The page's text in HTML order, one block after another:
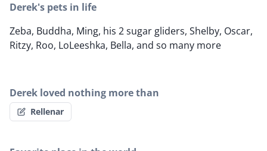
Derek's pets in life
Zeba, Buddha, Ming, his 2 sugar gliders, Shelby, Oscar,
Ritzy, Roo, LoLeeshka, Bella, and so many more
Derek loved nothing more than
Rellenar